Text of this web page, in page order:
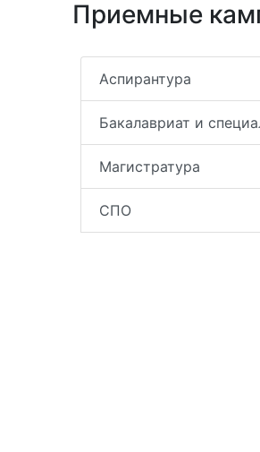
Приемные
Аспирантура
Бакалавриат и
Магистратура
СПО